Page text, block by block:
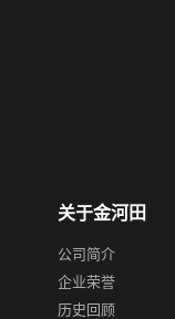
关于金河田
公司简介
企业荣誉
历史回顾